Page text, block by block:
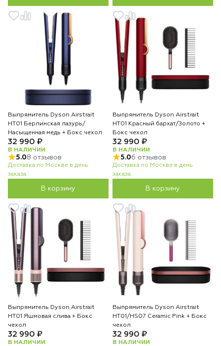
Выпрямитель Dyson Airstrait
HT01 Берлинская лазурь/
Насыщенная медь + Бокс чехол
32 990 ₽
В НАЛИЧИИ
5.08 отзывов
Доставка по Москве в день
заказа.
В корзину
Выпрямитель Dyson Airstrait
HT01 Красный бархат/Золото +
Бокс чехол
32 990 ₽
В НАЛИЧИИ
5.06 отзывов
Доставка по Москве в день
заказа.
В корзину
Выпрямитель Dyson Airstrait
HT01 Яшмовая слива + Бокс
чехол
32 990 ₽
В НАЛИЧИИ
Выпрямитель Dyson Airstrait
HT01/HS07 Ceramic Pink + Бокс
чехол
32 990 ₽
В НАЛИЧИИ